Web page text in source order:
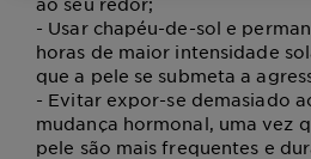
- Usar chapéu-de-sol e
horas de maior intensidade
que a pele se submeta a
- Evitar expor-se demasiado
mudança hormonal, uma vez
pele são mais frequentes e